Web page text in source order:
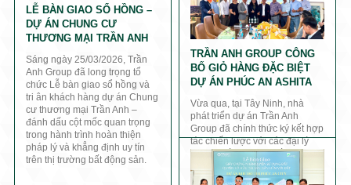
LỄ BÀN GIAO SỔ HỒNG –
DỰ ÁN CHUNG CƯ
THƯƠNG MẠI TRẦN ANH
Sáng ngày 25/03/2026, Trần
Anh Group đã long trọng tổ
chức Lễ bàn giao sổ hồng và
tri ân khách hàng dự án Chung
cư thương mại Trần Anh –
đánh dấu cột mốc quan trọng
trong hành trình hoàn thiện
pháp lý và khẳng định uy tín
trên thị trường bất động sản.
TRẦN ANH GROUP CÔNG
BỐ GIỎ HÀNG ĐẶC BIỆT
DỰ ÁN PHÚC AN ASHITA
Vừa qua, tại Tây Ninh, nhà
phát triển dự án Trần Anh
Group đã chính thức ký kết hợp
tác chiến lược với các đại lý
phân phối và công bố giỏ hàng
đặc biệt dự án Phúc An Ashita
(xã Trừ Văn Thố, TP.HCM).